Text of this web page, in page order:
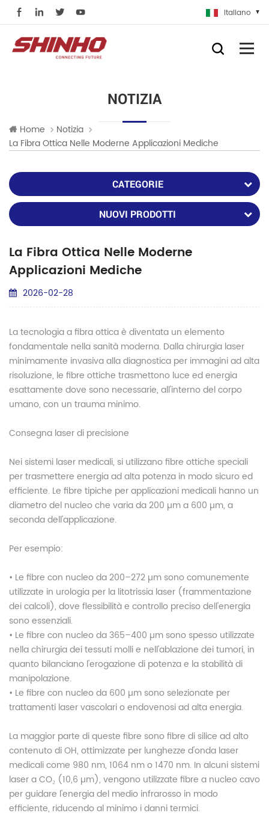
Italiano
NOTIZIA
Home
Notizia
La Fibra Ottica Nelle Moderne Applicazioni Mediche
CATEGORIE
NUOVI PRODOTTI
La Fibra Ottica Nelle Moderne
Applicazioni Mediche
2026-02-28
La tecnologia a fibra ottica è diventata un elemento
fondamentale nella sanità moderna. Dalla chirurgia laser
minimamente invasiva alla diagnostica per immagini ad alta
risoluzione, le fibre ottiche trasmettono luce ed energia
esattamente dove sono necessarie, all'interno del corpo
umano, con un trauma minimo.
Consegna laser di precisione
Nei sistemi laser medicali, si utilizzano fibre ottiche speciali
per trasmettere energia ad alta potenza in modo sicuro ed
efficiente. Le fibre tipiche per applicazioni medicali hanno un
diametro del nucleo che varia da 200 µm a 600 µm, a
seconda dell'applicazione.
Per esempio:
• Le fibre con nucleo da 200–272 µm sono comunemente
utilizzate in urologia per la litotrissia laser (frammentazione
dei calcoli), dove flessibilità e controllo preciso dell'energia
sono essenziali.
• Le fibre con nucleo da 365–400 µm sono spesso utilizzate
nella chirurgia dei tessuti molli e nell'ablazione dei tumori, in
quanto bilanciano l'erogazione di potenza e la stabilità di
manipolazione.
• Le fibre con nucleo da 600 µm sono selezionate per
trattamenti laser vascolari o endovenosi ad alta energia.
La maggior parte di queste fibre sono fibre di silice ad alto
contenuto di OH, ottimizzate per lunghezze d'onda laser
medicali come 980 nm, 1064 nm o 1470 nm. In alcuni sistemi
laser a CO₂ (10,6 µm), vengono utilizzate fibre a nucleo cavo
per guidare l'energia del medio infrarosso in modo
efficiente, riducendo al minimo i danni termici.